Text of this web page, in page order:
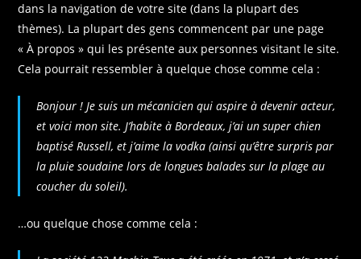
dans la navigation de votre site (dans la plupart des
thèmes). La plupart des gens commencent par une page
« À propos » qui les présente aux personnes visitant le site.
Cela pourrait ressembler à quelque chose comme cela :
Bonjour ! Je suis un mécanicien qui aspire à devenir acteur,
et voici mon site. J’habite à Bordeaux, j’ai un super chien
baptisé Russell, et j’aime la vodka (ainsi qu’être surpris par
la pluie soudaine lors de longues balades sur la plage au
coucher du soleil).
…ou quelque chose comme cela :